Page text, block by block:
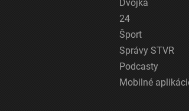
Dvojka
24
Šport
Správy STVR
Podcasty
Mobilné